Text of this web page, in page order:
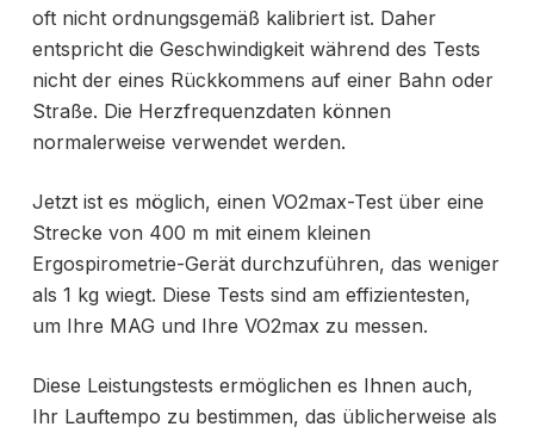
oft nicht ordnungsgemäß kalibriert ist. Daher
entspricht die Geschwindigkeit während des Tests
nicht der eines Rückkommens auf einer Bahn oder
Straße. Die Herzfrequenzdaten können
normalerweise verwendet werden.
Jetzt ist es möglich, einen VO2max-Test über eine
Strecke von 400 m mit einem kleinen
Ergospirometrie-Gerät durchzuführen, das weniger
als 1 kg wiegt. Diese Tests sind am effizientesten,
um Ihre MAG und Ihre VO2max zu messen.
Diese Leistungstests ermöglichen es Ihnen auch,
Ihr Lauftempo zu bestimmen, das üblicherweise als